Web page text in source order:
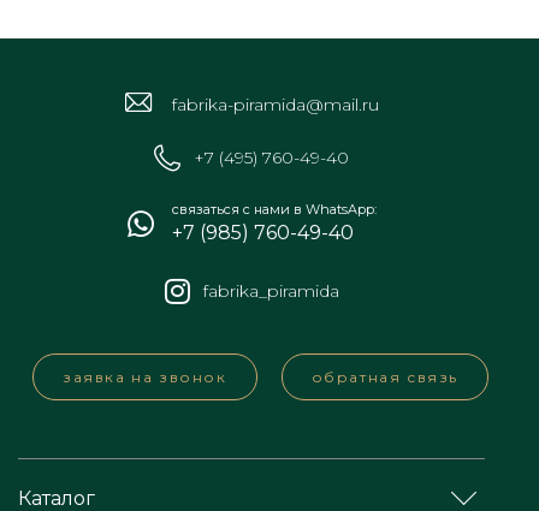
fabrika-piramida@mail.ru
+7 (495) 760-49-40
связаться с нами в WhatsApp:
+7 (985) 760-49-40
fabrika_piramida
заявка на звонок обратная связь
Каталог